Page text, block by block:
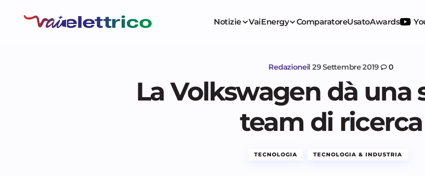
Notizie VaiEnergy ComparatoreUsatoAwards
Redazioneil 29 Settembre 2019 0
La Volkswagen dà una
team di ricerca
TECNOLOGIA TECNOLOGIA & INDUSTRIA